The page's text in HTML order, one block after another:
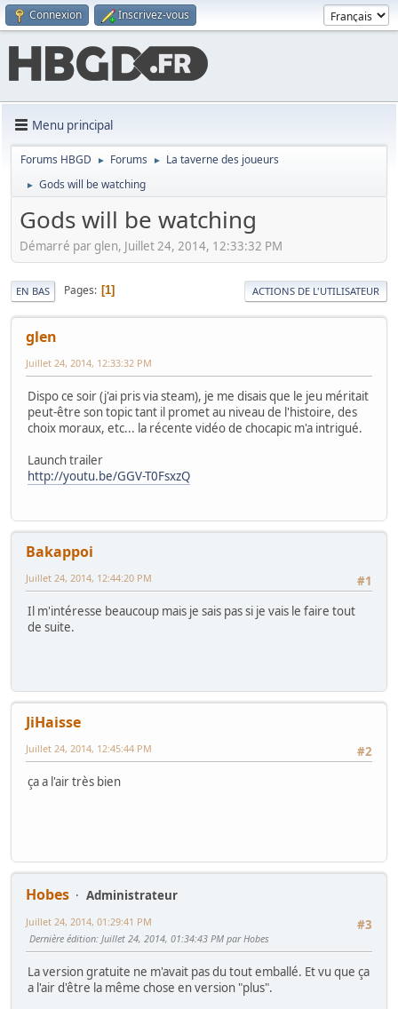
Connexion Inscrivez-vous
Menu principal
Forums HBGD ► Forums ► La taverne des joueurs
► Gods will be watching
Gods will be watching
Démarré par glen, Juillet 24, 2014, 12:33:32 PM
EN BAS Pages 1 ACTIONS DE L'UTILISATEUR
glen
Juillet 24, 2014, 12:33:32 PM
Dispo ce soir (j'ai pris via steam), je me disais que le jeu méritait
peut-être son topic tant il promet au niveau de l'histoire, des
choix moraux, etc... la récente vidéo de chocapic m'a intrigué.
Launch trailer
http://youtu.be/GGV-T0FsxzQ
Bakappoi
#1
Juillet 24, 2014, 12:44:20 PM
Il m'intéresse beaucoup mais je sais pas si je vais le faire tout
de suite.
JiHaisse
#2
Juillet 24, 2014, 12:45:44 PM
ça a l'air très bien
Hobes
Administrateur
#3
Juillet 24, 2014, 01:29:41 PM
Dernière édition: Juillet 24, 2014, 01:34:43 PM par Hobes
La version gratuite ne m'avait pas du tout emballé. Et vu que ça
a l'air d'être la même chose en version "plus".